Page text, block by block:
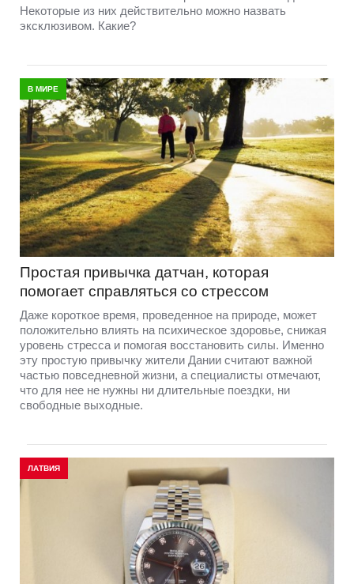
Некоторые из них действительно можно назвать
эксклюзивом. Какие?
В МИРЕ
Простая привычка датчан, которая
помогает справляться со стрессом
Даже короткое время, проведенное на природе, может
положительно влиять на психическое здоровье, снижая
уровень стресса и помогая восстановить силы. Именно
эту простую привычку жители Дании считают важной
частью повседневной жизни, а специалисты отмечают,
что для нее не нужны ни длительные поездки, ни
свободные выходные.
ЛАТВИЯ